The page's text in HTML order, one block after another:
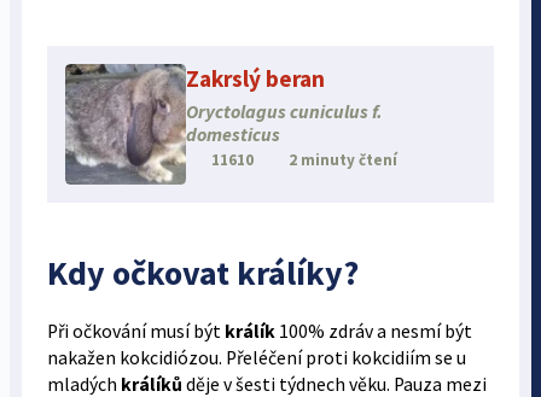
Zakrslý beran
Oryctolagus cuniculus f.
domesticus
11610 2 minuty čtení
Kdy očkovat králíky?
Při očkování musí být králík100% zdráv a nesmí být
nakažen kokcidiózou. Přeléčení proti kokcidiím se u
mladých králíků děje v šesti týdnech věku. Pauza mezi